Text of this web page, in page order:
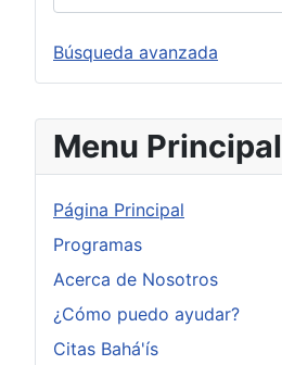
Menu Principal
Página Principal
Programas
Acerca de Nosotros
¿Cómo puedo ayudar?
Citas Bahá'ís
Búsqueda avanzada